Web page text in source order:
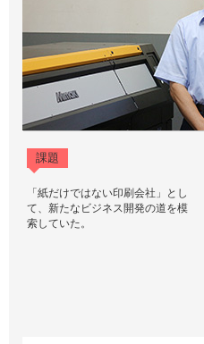
課題
「紙だけではない印刷会社」とし
て、新たなビジネス開発の道を模
索していた。